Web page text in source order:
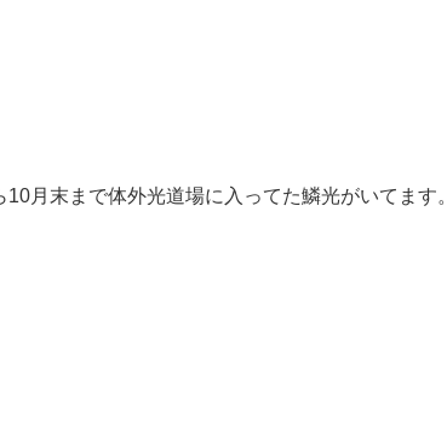
月末まで体外光道場に入ってた鱗光がいてます。